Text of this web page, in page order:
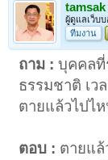
tamsak
ผู้ดูแลเว็บ
ทีมงาน
ถาม : บุคคล
ธรรมชาติ เว
ตายแล้วไปไ
ตอบ : ตายแล้